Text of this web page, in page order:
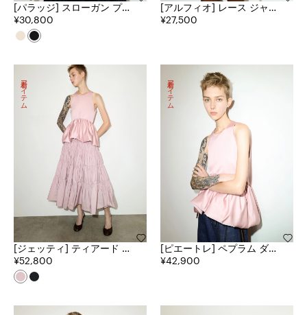
[パラッジ] スローガン プリ
ント ボックス フィット Tシ
ャツ
¥30,800
[アルフィオ] レース ジャー
ジー Tシャツ
¥27,500
[ジェッティ] ティアード タ
フタ カローラ スカート
¥52,800
新着アイテム
[ピエートレ] ペプラム ダッ
チェス サテン トップ
¥42,900
新着アイテム